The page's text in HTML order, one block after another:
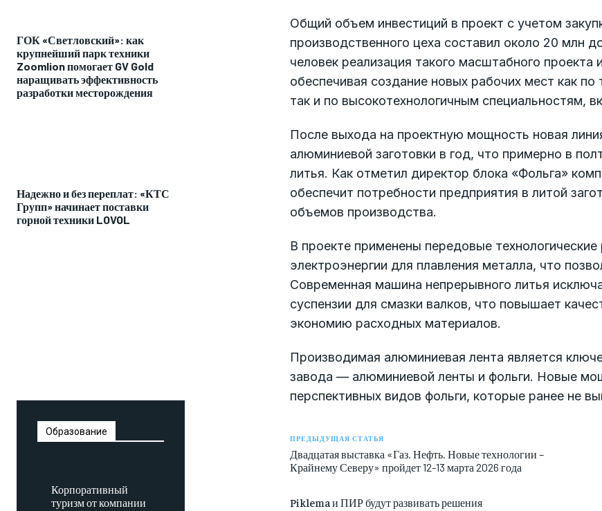
ГОК «Светловский»: как
крупнейший парк техники
Zoomlion помогает GV Gold
наращивать эффективность
разработки месторождения
Надежно и без переплат: «КТС
Групп» начинает поставки
горной техники LOVOL
Образование
Корпоративный
туризм от компании
Общий объем инвестиций в проект с учетом
производственного цеха составил около 20 млн
человек реализация такого масштабного
обеспечивая создание новых рабочих мест как
так и по высокотехнологичным специальностям,
После выхода на проектную мощность новая
алюминиевой заготовки в год, что примерно в
литья. Как отметил директор блока «Фольга»
обеспечит потребности предприятия в литой
объемов производства.
В проекте применены передовые
электроэнергии для плавления металла, что
Современная машина непрерывного литья
суспензии для смазки валков, что повышает
экономию расходных материалов.
Производимая алюминиевая лента является
завода — алюминиевой ленты и фольги. Новые
перспективных видов фольги, которые ранее не
ПРЕДЫДУЩАЯ СТАТЬЯ
Двадцатая выставка «Газ. Нефть. Новые технологии –
Крайнему Северу» пройдет 12-13 марта 2026 года
Piklema и ПИР будут развивать решения